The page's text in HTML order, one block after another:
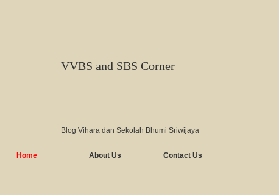
VVBS and SBS Corner
Blog Vihara dan Sekolah Bhumi Sriwijaya
Home About Us Contact Us